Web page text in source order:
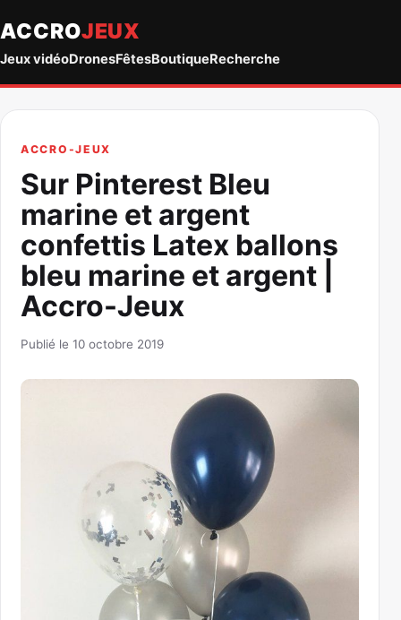
ACCROJEUX
Jeux vidéoDronesFêtesBoutiqueRecherche
ACCRO-JEUX
Sur Pinterest Bleu
marine et argent
confettis Latex ballons
bleu marine et argent |
Accro-Jeux
Publié le 10 octobre 2019